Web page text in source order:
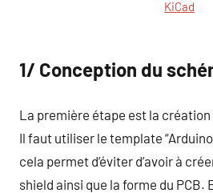
KiCad
1/ Conception du
La première étape est la
Il faut utiliser le template “Arduino
cela permet d’éviter d’avoir à
shield ainsi que la forme du PCB.